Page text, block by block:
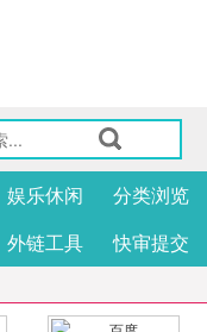
娱乐休闲
分类浏览
外链工具 快审提交